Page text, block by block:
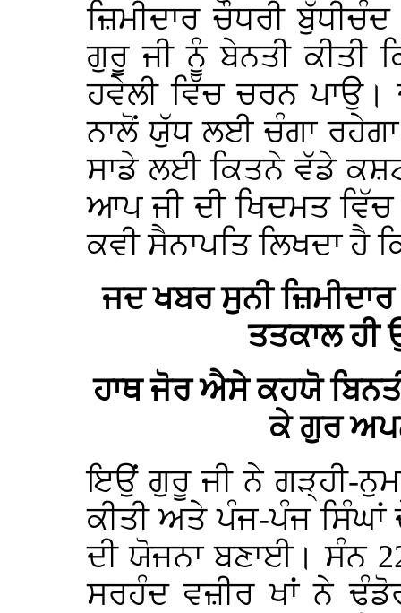
ਜ਼ਿਮੀਦਾਰ ਚੌਧਰੀ
ਗੁਰੂ ਜੀ ਨੂੰ ਬੇਨਤੀ ਕੀਤੀ
ਹਵੇਲੀ ਵਿੱਚ ਚਰਨ
ਨਾਲੋਂ ਯੁੱਧ ਲਈ ਚੰਗਾ
ਸਾਡੇ ਲਈ ਕਿਤਨੇ ਵੱਡੇ
ਆਪ ਜੀ ਦੀ ਖਿਦਮਤ ਵਿੱਚ
ਕਵੀ ਸੈਨਾਪਤਿ ਲਿਖਦਾ ਹੈ
ਜਦ ਖਬਰ ਸੁਨੀ
ਤਤਕਾਲ
ਹਾਥ ਜੋਰ ਐਸੇ ਕਹਯੋ
ਕੇ ਗੁਰ
ਇਉਂ ਗੁਰੂ ਜੀ ਨੇ ਗੜ੍ਹੀ-
ਕੀਤੀ ਅਤੇ ਪੰਜ-ਪੰਜ
ਦੀ ਯੋਜਨਾ ਬਣਾਈ। ਸੰਨ
ਸਰਹੰਦ ਵਜ਼ੀਰ ਖਾਂ ਨੇ